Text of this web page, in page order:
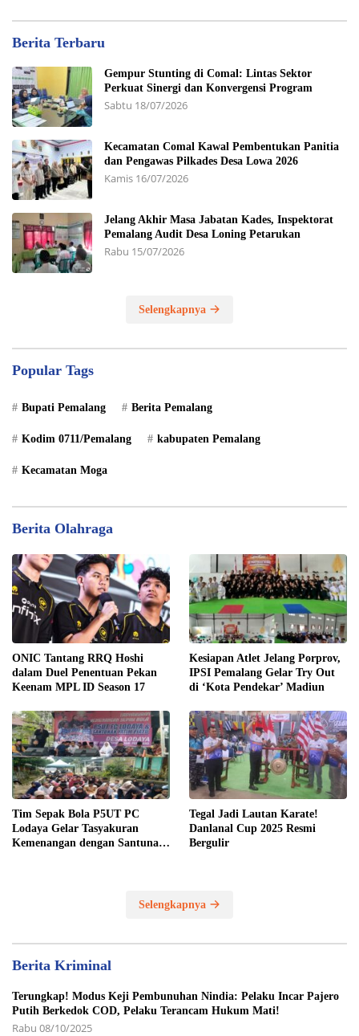
Berita Terbaru
Gempur Stunting di Comal: Lintas Sektor
Perkuat Sinergi dan Konvergensi Program
Sabtu 18/07/2026
Kecamatan Comal Kawal Pembentukan Panitia
dan Pengawas Pilkades Desa Lowa 2026
Kamis 16/07/2026
Jelang Akhir Masa Jabatan Kades, Inspektorat
Pemalang Audit Desa Loning Petarukan
Rabu 15/07/2026
Selengkapnya
Popular Tags
Bupati Pemalang Berita Pemalang
Kodim 0711/Pemalang kabupaten Pemalang
Kecamatan Moga
Berita Olahraga
ONIC Tantang RRQ Hoshi
dalam Duel Penentuan Pekan
Keenam MPL ID Season 17
Kesiapan Atlet Jelang Porprov,
IPSI Pemalang Gelar Try Out
di ‘Kota Pendekar’ Madiun
Tim Sepak Bola P5UT PC
Lodaya Gelar Tasyakuran
Kemenangan dengan Santunan
Tegal Jadi Lautan Karate!
Danlanal Cup 2025 Resmi
Bergulir
Selengkapnya
Berita Kriminal
Terungkap! Modus Keji Pembunuhan Nindia: Pelaku Incar Pajero
Putih Berkedok COD, Pelaku Terancam Hukum Mati!
Rabu 08/10/2025